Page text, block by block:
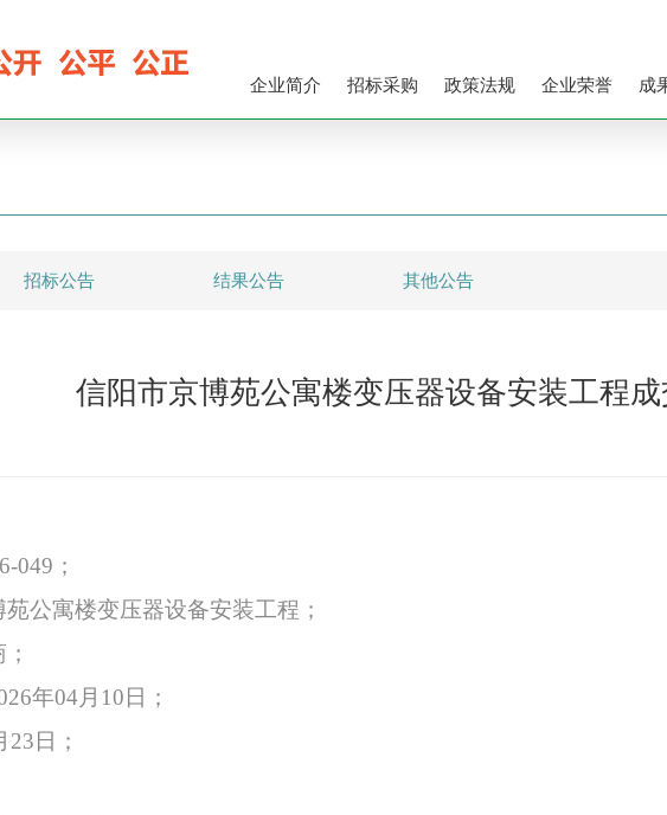
企业简介 招标采购 政策法规 企业荣誉 成
招标公告 结果公告 其他公告
信阳市京博苑公寓楼变压器设备安装工程
-049 ；
苑公寓楼变压器设备安装工程 ；
6年04月 10 日 ；
23 日 ；